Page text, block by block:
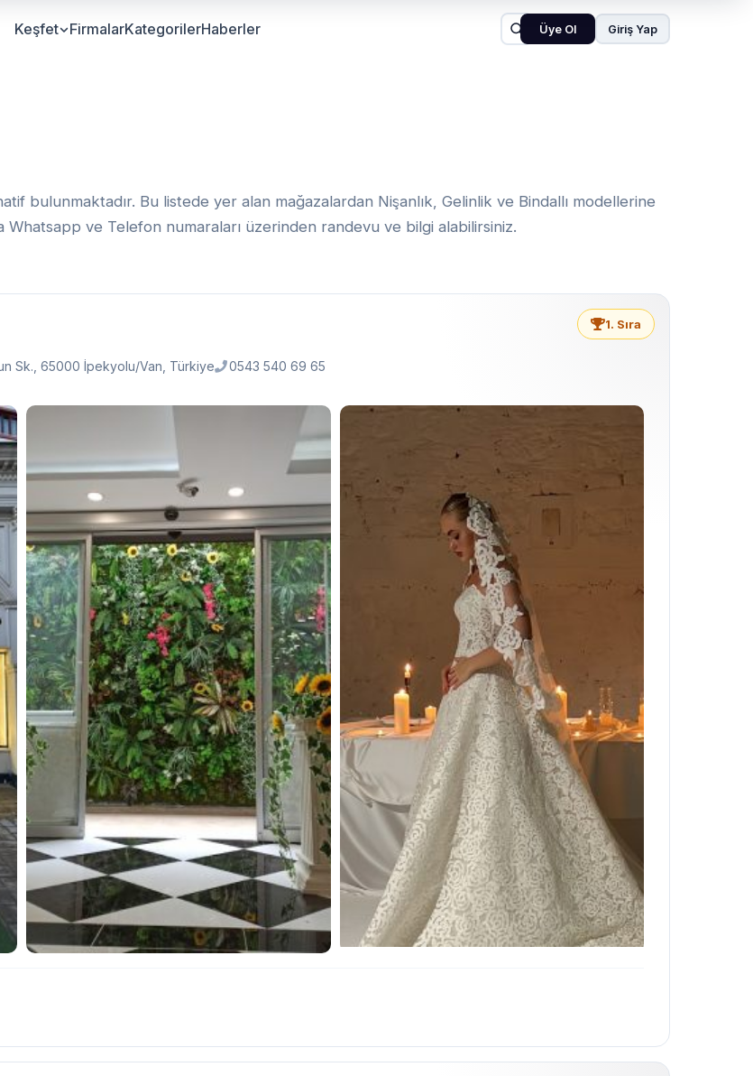
Keşfet FirmalarKategorilerHaberler Üye Ol Giriş Yap
bulunmaktadır. Bu listede yer alan mağazalardan Nişanlık, Gelinlik ve Bindallı modellerine
Whatsapp ve Telefon numaraları üzerinden randevu ve bilgi alabilirsiniz.
1. Sıra
Sk., 65000 İpekyolu/Van, Türkiye 0543 540 69 65